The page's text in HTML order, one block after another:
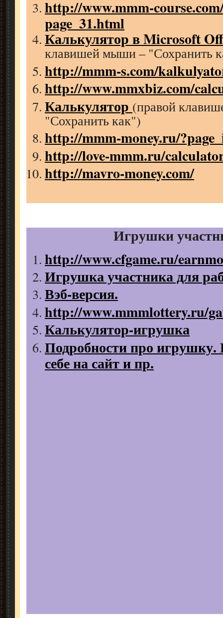
http://www.mmm-
page_31.html
Калькулятор в Microsoft
клавишей мыши – "Сохранить
http://mmm-s.com/
http://www.mmxbiz.com/
Калькулятор (правой
"Сохранить как")
http://mmm-money.ru/
http://love-mmm.ru/
http://mavro-money.com/
Игрушки
http://www.cfgame.ru/
Игрушка участника для
Вэб-версия.
http://www.mmmlottery.ru/
Калькулятор-игрушка
Подробности про игрушку.
себе на сайт и пр.